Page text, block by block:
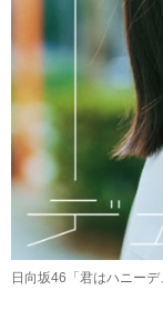
日向坂46「君はハニー